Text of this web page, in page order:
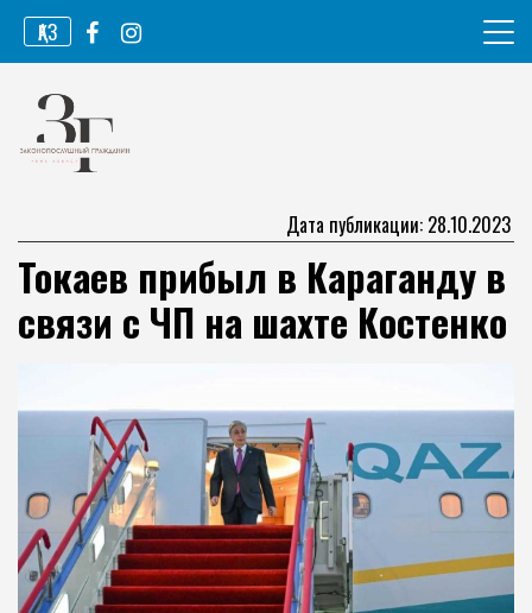
Перейти
содержимому
ҚАЗ
Законопослушный гражданин
Дата публикации: 28.10.2023
Токаев прибыл в Караганду в
связи с ЧП на шахте Костенко